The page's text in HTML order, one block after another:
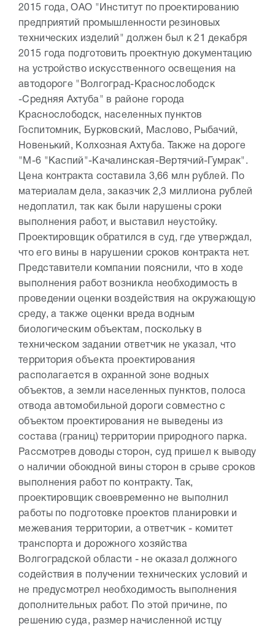
2015 года, ОАО "Институт по проектированию
предприятий промышленности резиновых
технических изделий" должен был к 21 декабря
2015 года подготовить проектную документацию
на устройство искусственного освещения на
автодороге "Волгоград-Краснослободск
-Средняя Ахтуба" в районе города
Краснослободск, населенных пунктов
Госпитомник, Бурковский, Маслово, Рыбачий,
Новенький, Колхозная Ахтуба. Также на дороге
"М-6 "Каспий"-Качалинская-Вертячий-Гумрак".
Цена контракта составила 3,66 млн рублей. По
материалам дела, заказчик 2,3 миллиона рублей
недоплатил, так как были нарушены сроки
выполнения работ, и выставил неустойку.
Проектировщик обратился в суд, где утверждал,
что его вины в нарушении сроков контракта нет.
Представители компании пояснили, что в ходе
выполнения работ возникла необходимость в
проведении оценки воздействия на окружающую
среду, а также оценки вреда водным
биологическим объектам, поскольку в
техническом задании ответчик не указал, что
территория объекта проектирования
располагается в охранной зоне водных
объектов, а земли населенных пунктов, полоса
отвода автомобильной дороги совместно с
объектом проектирования не выведены из
состава (границ) территории природного парка.
Рассмотрев доводы сторон, суд пришел к выводу
о наличии обоюдной вины сторон в срыве сроков
выполнения работ по контракту. Так,
проектировщик своевременно не выполнил
работы по подготовке проектов планировки и
межевания территории, а ответчик - комитет
транспорта и дорожного хозяйства
Волгоградской области - не оказал должного
содействия в получении технических условий и
не предусмотрел необходимость выполнения
дополнительных работ. По этой причине, по
решению суда, размер начисленной истцу